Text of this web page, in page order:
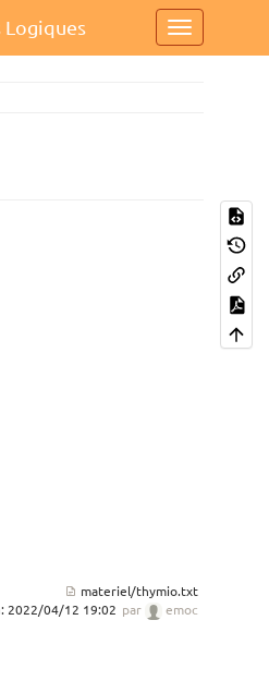
Logiques
materiel/thymio.txt
2022/04/12 19:02 par emoc